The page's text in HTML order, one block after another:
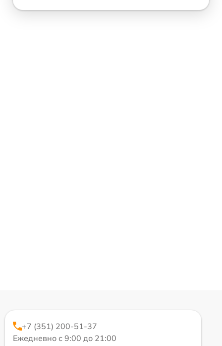
+7 (351) 200-51-37
Ежедневно с 9:00 до 21:00